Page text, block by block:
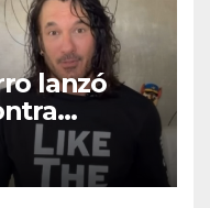
lanzó
que lo
es